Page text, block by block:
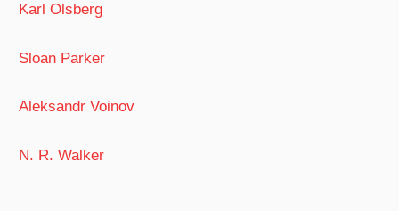
Karl Olsberg
Sloan Parker
Aleksandr Voinov
N. R. Walker